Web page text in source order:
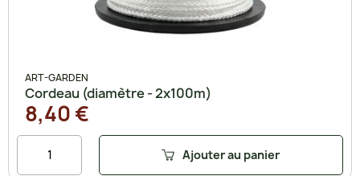
ART-GARDEN
Cordeau (diamètre - 2x100m)
8,40 €
Ajouter au panier